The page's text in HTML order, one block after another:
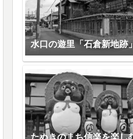
水口の遊里「石倉新地跡